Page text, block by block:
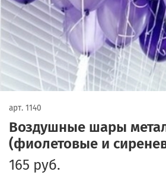
арт. 1140
Воздушные шары
(фиолетовые и
165 руб.